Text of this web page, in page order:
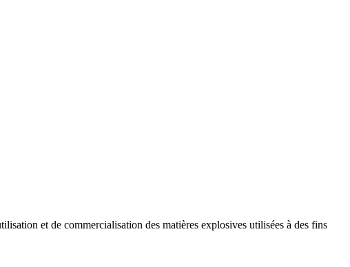
et de commercialisation des matières explosives utilisées à des fins